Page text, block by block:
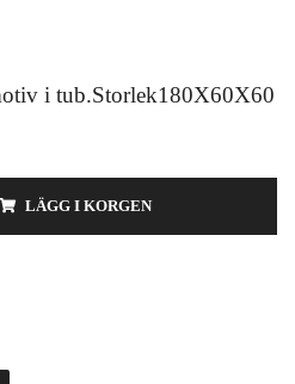
i tub.Storlek180X60X60
LÄGG I KORGEN